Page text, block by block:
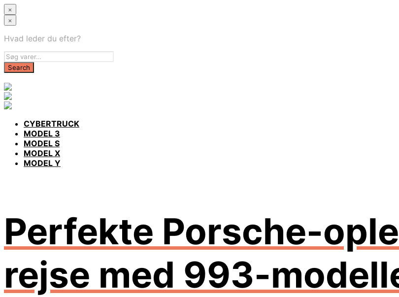
×
×
Hvad leder du efter?
CYBERTRUCK
MODEL 3
MODEL S
MODEL X
MODEL Y
Perfekte Porsche-
rejse med 993-